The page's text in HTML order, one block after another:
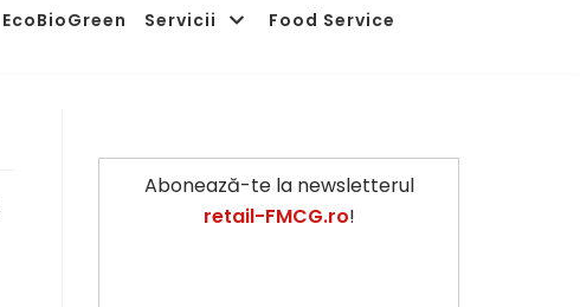
EcoBioGreen Servicii
Food Service
Abonează-te la newsletterul
retail-FMCG.ro!